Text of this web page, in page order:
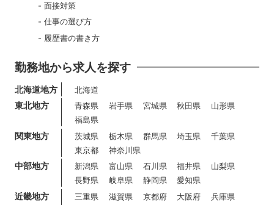
面接対策
仕事の選び方
履歴書の書き方
勤務地から求人を探す
北海道地方 北海道
東北地方 青森県 岩手県 宮城県 秋田県
山形県
福島県
関東地方 茨城県 栃木県 群馬県 埼玉県
千葉県
東京都
神奈川県
中部地方 新潟県 富山県 石川県 福井県
山梨県
長野県
岐阜県 静岡県 愛知県
近畿地方 三重県 滋賀県 京都府 大阪府
兵庫県